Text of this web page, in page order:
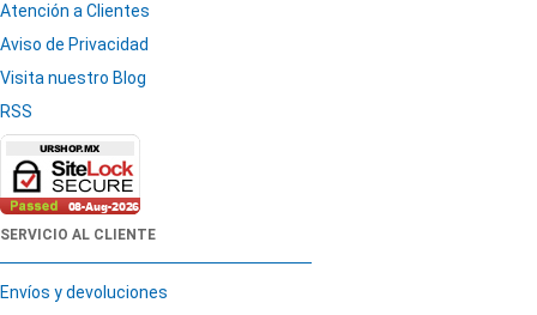
Atención a Clientes
Aviso de Privacidad
Visita nuestro Blog
RSS
SERVICIO AL CLIENTE
Envíos y devoluciones